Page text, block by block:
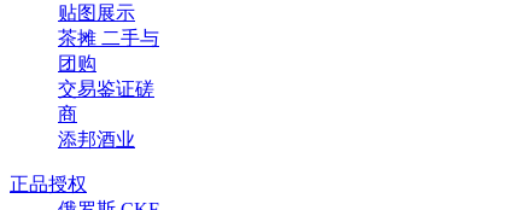
贴图展示
茶摊 二手与
团购
交易鉴证磋
商
添邦酒业
正品授权